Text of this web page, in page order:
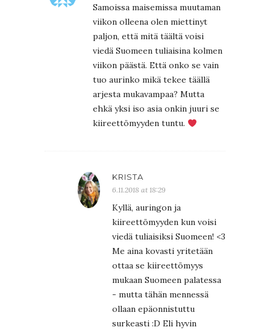
Samoissa maisemissa muutaman
viikon olleena olen miettinyt
paljon, että mitä täältä voisi
viedä Suomeen tuliaisina kolmen
viikon päästä. Että onko se vain
tuo aurinko mikä tekee täällä
arjesta mukavampaa? Mutta
ehkä yksi iso asia onkin juuri se
kiireettömyyden tuntu.
KRISTA
6.11.2018 at 18:29
Kyllä, auringon ja
kiireettömyyden kun voisi
viedä tuliaisiksi Suomeen! <3
Me aina kovasti yritetään
ottaa se kiireettömyys
mukaan Suomeen palatessa
- mutta tähän mennessä
ollaan epäonnistuttu
surkeasti :D Eli hyvin